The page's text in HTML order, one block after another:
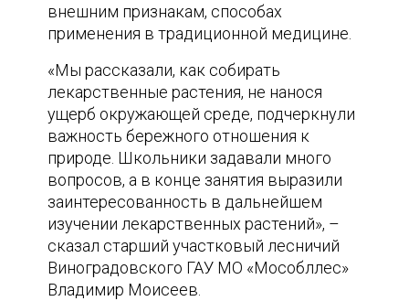
внешним признакам, способах
применения в традиционной медицине.
«Мы рассказали, как собирать
лекарственные растения, не нанося
ущерб окружающей среде, подчеркнули
важность бережного отношения к
природе. Школьники задавали много
вопросов, а в конце занятия выразили
заинтересованность в дальнейшем
изучении лекарственных растений», –
сказал старший участковый лесничий
Виноградовского ГАУ МО «Мособллес»
Владимир Моисеев.